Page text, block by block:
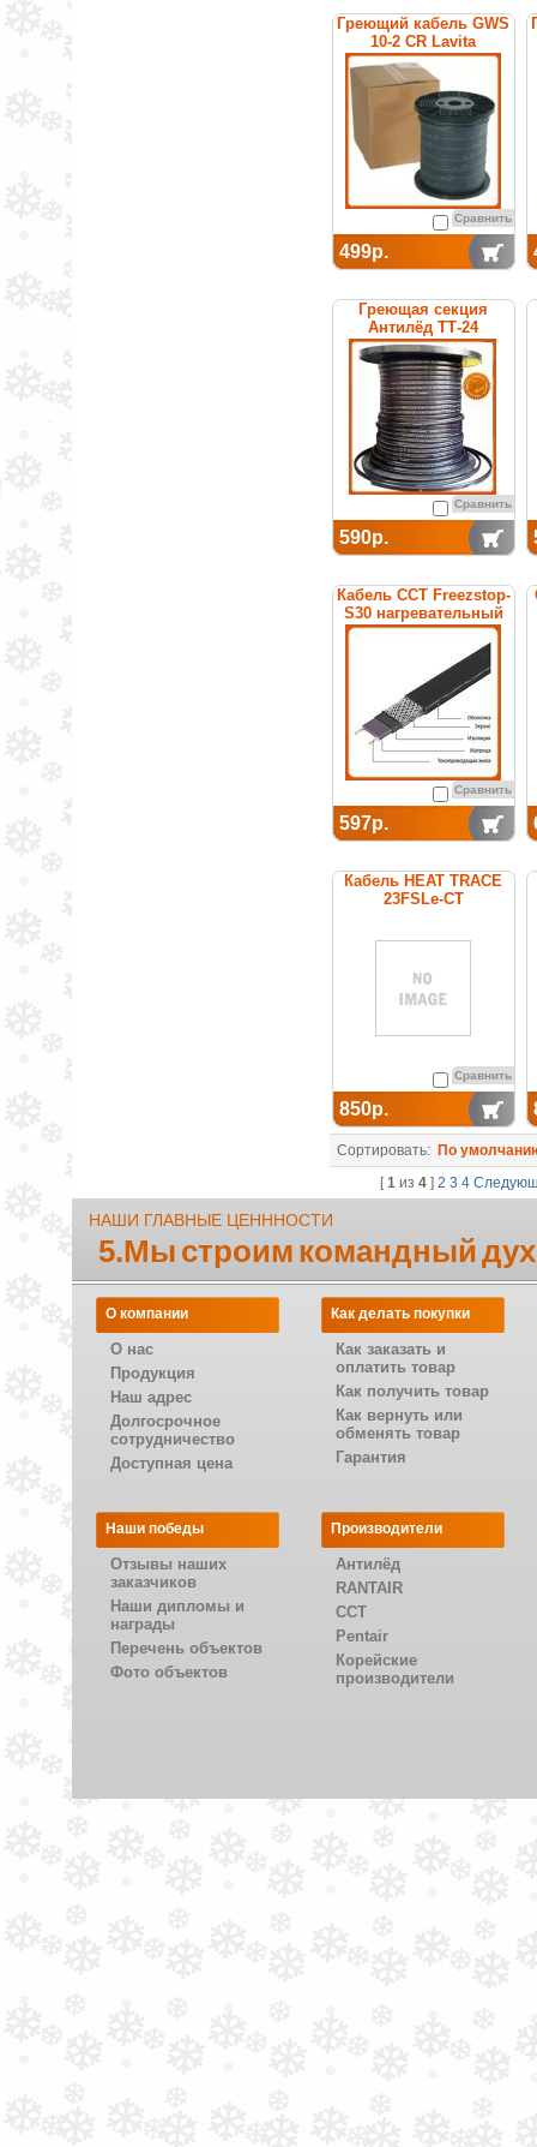
Греющий кабель GWS
10-2 CR Lavita
Сравнить
499р.
Греющая секция
Антилёд ТТ-24
саморегулируемая
Сравнить
590р.
Кабель ССТ Freezstop-
S30 нагревательный
саморегулирующийся
Сравнить
597р.
Кабель HEAT TRACE
23FSLe-CT
Сравнить
850р.
Сортировать: По
[1из 4] 2 3 4
НАШИ ГЛАВНЫЕ ЦЕНННОСТИ
5.Мы строим командный
О компании
О нас
Продукция
Наш адрес
Долгосрочное
сотрудничество
Доступная цена
Как делать покупки
Как заказать и
оплатить товар
Как получить товар
Как вернуть или
обменять товар
Гарантия
Наши победы
Отзывы наших
заказчиков
Наши дипломы и
награды
Перечень объектов
Фото объектов
Производители
Антилёд
RANTAIR
CCT
Pentair
Корейские
производители